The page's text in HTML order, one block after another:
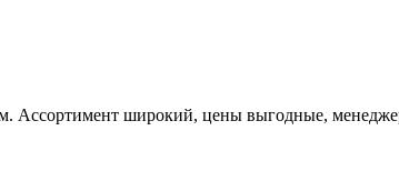
Ассортимент широкий, цены выгодные,